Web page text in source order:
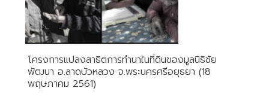
โครงการแปลงสาธิตการทำนาในที่ดินของมูลนิธิชัย
พัฒนา อ.ลาดบัวหลวง จ.พระนครศรีอยุธยา (18
พฤษภาคม 2561)